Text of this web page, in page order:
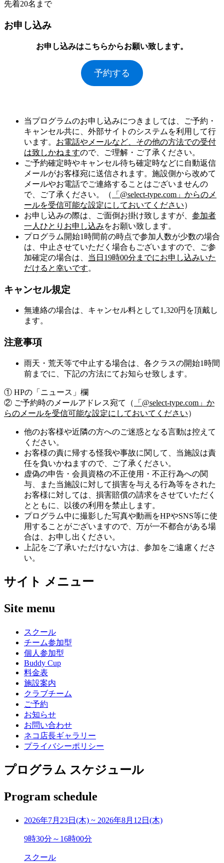
先着20名まで
お申し込み
お申し込みはこちらからお願い致します。
予約する
当プログラムのお申し込みにつきましては、ご予約・
キャンセル共に、外部サイトのシステムを利用して行
います。 お電話やメールなど、その他の方法での受付
は致しかねますので、ご理解・ご了承ください。
ご予約確定時やキャンセル待ち確定時などに自動返信
メールがお客様宛に送信されます。施設側から改めて
メールやお電話でご連絡することはございませんの
で、ご了承ください。（
「@select-type.com」からのメ
ールを受信可能な設定にしておいてください）
お申し込みの際は、ご面倒お掛け致しますが、 参加者
一人ひとりお申し込みをお願い致します。
プログラム開始1時間前の時点で参加人数が少数の場合
は、中止させていただく場合もございますので、ご参
加確定の場合は、 当日19時00分までにお申し込みいた
だけると幸いです。
キャンセル規定
無連絡の場合は、キャンセル料として1,320円を頂戴し
ます。
注意事項
雨天・荒天等で中止する場合は、各クラスの開始1時間
前までに、下記の方法にてお知らせ致します。
① HPの「ニュース」欄
② ご予約時のメールアドレス宛て（
「@select-type.com」か
らのメールを受信可能な設定にしておいてください）
他のお客様や近隣の方へのご迷惑となる言動は控えて
ください。
お客様の責に帰する怪我や事故に関して、当施設は責
任を負いかねますので、ご了承ください。
虚偽の申告・会員資格の不正使用・不正行為への関
与、また当施設に対して損害を与える行為等をされた
お客様に対しては、損害賠償の請求をさせていただく
とともに、以後の利用を禁止します。
プログラム中に撮影した写真や動画をHPやSNS等に使
用することがございますので、万が一不都合がある場
合は、お申し出ください。
上記をご了承いただけない方は、参加をご遠慮くださ
い。
サイト メニュー
Site menu
スクール
チーム参加型
個人参加型
Buddy Cup
料金表
施設案内
クラブチーム
ご予約
お知らせ
お問い合わせ
ネコ店長ギャラリー
プライバシーポリシー
プログラム スケジュール
Program schedule
2026年7月23日(木) ~ 2026年8月12日(木)
9時30分～16時00分
スクール